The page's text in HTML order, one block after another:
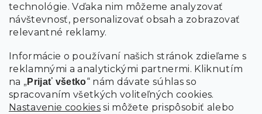
technológie. Vďaka nim môžeme analyzovať
návštevnosť, personalizovať obsah a zobrazovať
relevantné reklamy.
Informácie o používaní našich stránok zdieľame s
reklamnými a analytickými partnermi. Kliknutím
na „Prijať všetko“ nám dávate súhlas so
spracovaním všetkých voliteľných cookies.
Nastavenie cookies si môžete prispôsobiť alebo
PRIHLÁSIŤ SA